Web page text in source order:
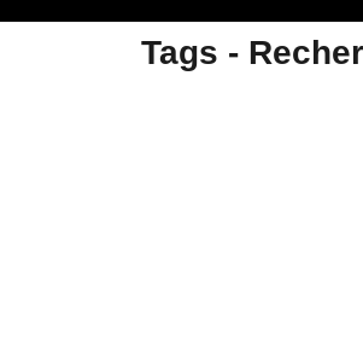
Tags -